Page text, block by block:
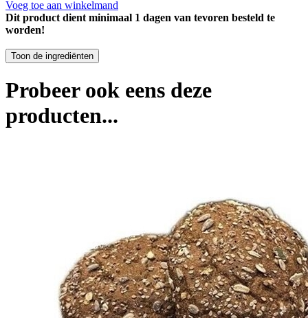
Voeg toe aan winkelmand
Dit product dient minimaal 1 dagen van tevoren besteld te
worden!
Probeer ook eens deze
producten...